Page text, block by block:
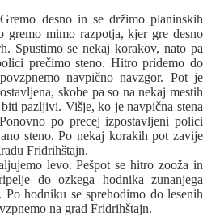
Gremo desno in se držimo planinskih
gremo mimo razpotja, kjer gre desno
Spustimo se nekaj korakov, nato pa
prečimo steno. Hitro pridemo do
navpično navzgor. Pot je
skobe pa so na nekaj mestih
pazljivi. Višje, ko je navpična stena
po precej izpostavljeni polici
steno. Po nekaj korakih pot zavije
Fridrihštajn.
levo. Pešpot se hitro zooža in
do ozkega hodnika zunanjega
Po hodniku se sprehodimo do lesenih
na grad Fridrihštajn.